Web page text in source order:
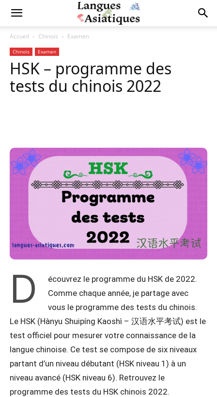
Accueil Chinois Examen
Chinois Examen
HSK – programme des
tests du chinois 2022
D
écouvrez le programme du HSK de 2022.
Comme chaque année, je partage avec
vous le programme des tests du chinois.
Le HSK (Hànyu Shuipíng Kaoshì – 汉语水平考试) est le
test officiel pour mesurer votre connaissance de la
langue chinoise. Ce test se compose de six niveaux
partant d’un niveau débutant (HSK niveau 1) à un
niveau avancé (HSK niveau 6). Retrouvez le
programme des tests du HSK chinois 2022.